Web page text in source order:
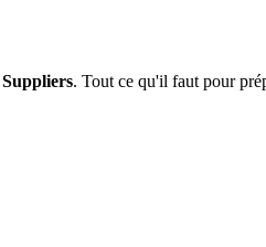
. Tout ce qu'il faut pour